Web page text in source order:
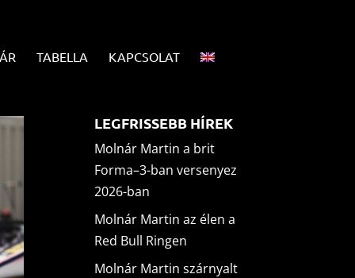
TABELLA KAPCSOLAT
LEGFRISSEBB HÍREK
Molnár Martin a brit
Forma–3-ban versenyez
2026-ban
Molnár Martin az élen a
Red Bull Ringen
Molnár Martin szárnyalt